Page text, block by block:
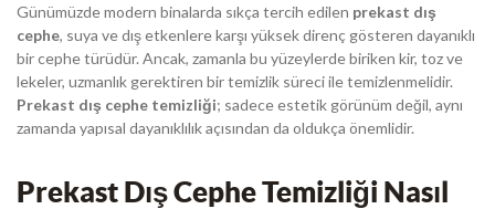
Günümüzde modern binalarda sıkça tercih edilen prekast dış
cephe, suya ve dış etkenlere karşı yüksek direnç gösteren dayanıklı
bir cephe türüdür. Ancak, zamanla bu yüzeylerde biriken kir, toz ve
lekeler, uzmanlık gerektiren bir temizlik süreci ile temizlenmelidir.
Prekast dış cephe temizliği; sadece estetik görünüm değil, aynı
zamanda yapısal dayanıklılık açısından da oldukça önemlidir.
Prekast Dış Cephe Temizliği Nasıl